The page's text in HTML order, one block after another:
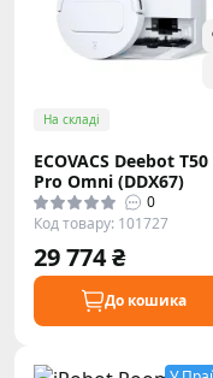
На складі
ECOVACS Deebot T50
Pro Omni (DDX67)
0
Код товару: 101727
29 774 ₴
До кошика